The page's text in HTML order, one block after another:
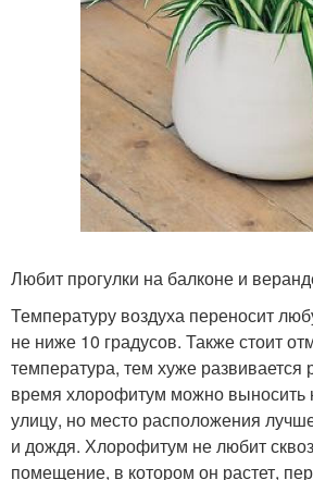
Любит прогулки на балконе и
Температуру воздуха переносит
не ниже 10 градусов. Также стоит
температура, тем хуже развивается
время хлорофитум можно выносить
улицу, но место расположения
и дождя. Хлорофитум не любит
помещение, в котором он растет,